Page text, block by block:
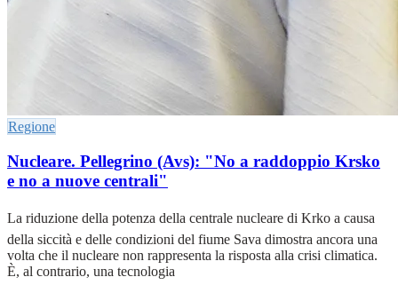
Regione
Nucleare. Pellegrino (Avs): "No a raddoppio Krsko
e no a nuove centrali"
La riduzione della potenza della centrale nucleare di Krko a causa
della siccità e delle condizioni del fiume Sava dimostra ancora una
volta che il nucleare non rappresenta la risposta alla crisi climatica.
È, al contrario, una tecnologia